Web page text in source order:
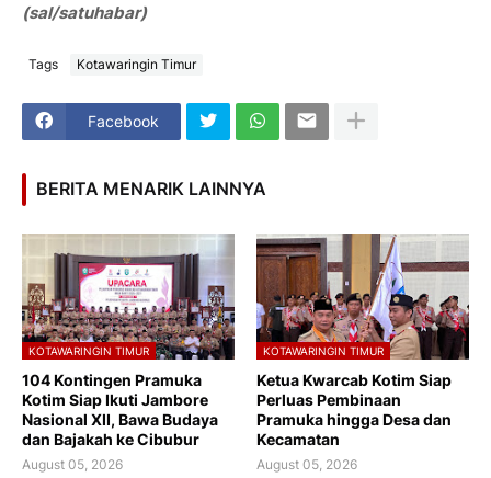
(sal/satuhabar)
Tags Kotawaringin Timur
Facebook
BERITA MENARIK LAINNYA
KOTAWARINGIN TIMUR
104 Kontingen Pramuka
Kotim Siap Ikuti Jambore
Nasional XII, Bawa Budaya
dan Bajakah ke Cibubur
August 05, 2026
KOTAWARINGIN TIMUR
Ketua Kwarcab Kotim Siap
Perluas Pembinaan
Pramuka hingga Desa dan
Kecamatan
August 05, 2026